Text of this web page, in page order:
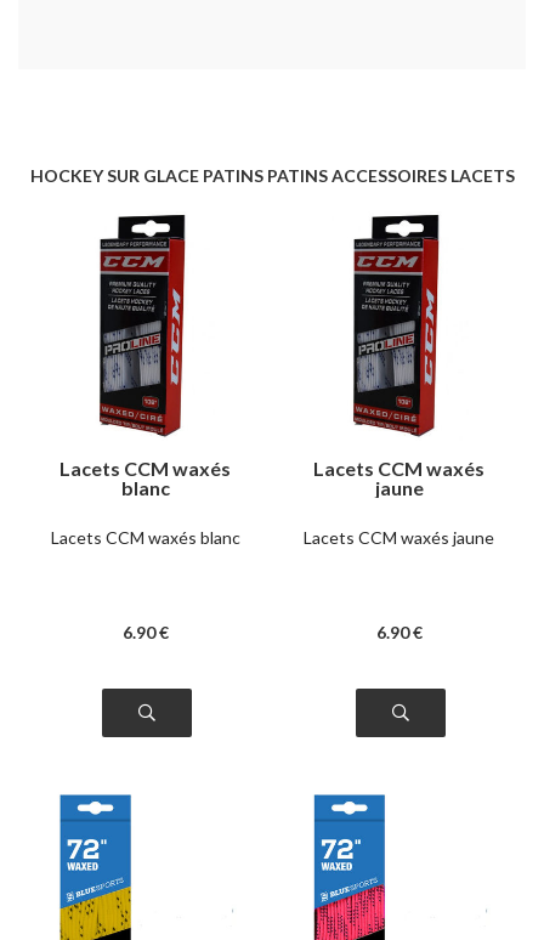
HOCKEY SUR GLACE PATINS PATINS ACCESSOIRES LACETS
Lacets CCM waxés
blanc
Lacets CCM waxés blanc
6.90 €
Lacets CCM waxés
jaune
Lacets CCM waxés jaune
6.90 €